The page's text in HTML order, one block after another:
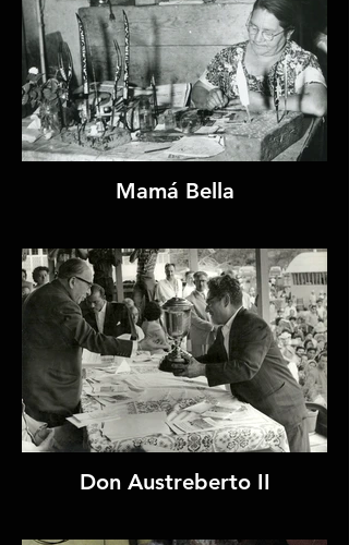
Mamá Bella
Don Austreberto II